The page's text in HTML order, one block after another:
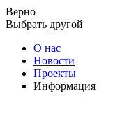
Верно
Выбрать другой
О нас
Новости
Проекты
Информация